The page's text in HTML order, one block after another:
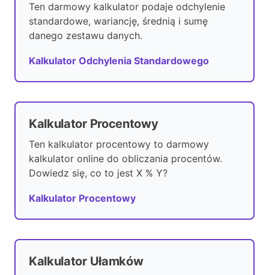
Ten darmowy kalkulator podaje odchylenie
standardowe, wariancję, średnią i sumę
danego zestawu danych.
Kalkulator Odchylenia Standardowego
Kalkulator Procentowy
Ten kalkulator procentowy to darmowy
kalkulator online do obliczania procentów.
Dowiedz się, co to jest X % Y?
Kalkulator Procentowy
Kalkulator Ułamków